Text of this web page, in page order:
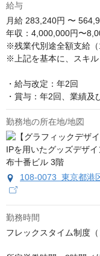
給与
月給 283,240円 〜
年収：4,000,000円〜
※残業代別途全額支給（
※上記を基本に、スキル
・給与改定：年2回
・賞与：年2回、業績及
勤務地の所在地/地図
108-0073 東京都港
勤務時間
フレックスタイム制度